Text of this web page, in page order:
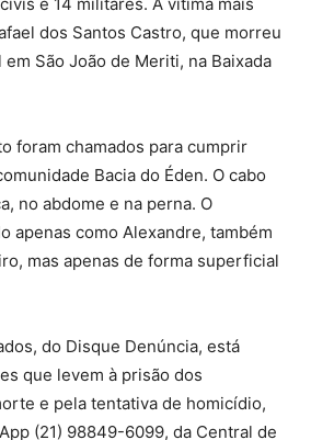
e 14 militares. A vítima mais
dos Santos Castro, que morreu
São João de Meriti, na Baixada
foram chamados para cumprir
Bacia do Éden. O cabo
no abdome e na perna. O
apenas como Alexandre, também
mas apenas de forma superficial
do Disque Denúncia, está
que levem à prisão dos
e pela tentativa de homicídio,
(21) 98849-6099, da Central de